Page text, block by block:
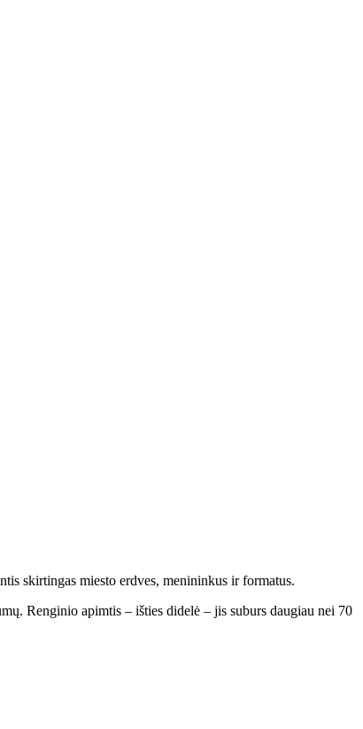
skirtingas miesto erdves, menininkus ir formatus.
Renginio apimtis – išties didelė – jis suburs daugiau nei 70